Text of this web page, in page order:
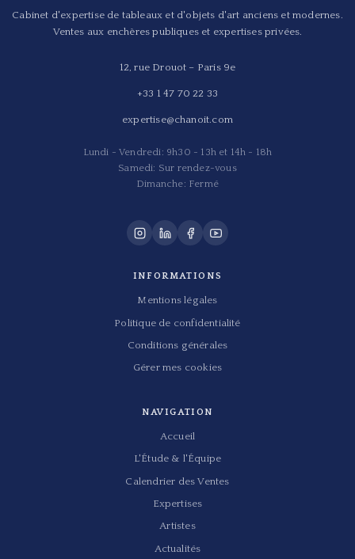
Cabinet d'expertise de tableaux et d'objets d'art anciens et modernes.
Ventes aux enchères publiques et expertises privées.
12, rue Drouot – Paris 9e
+33 1 47 70 22 33
expertise@chanoit.com
Lundi - Vendredi: 9h30 - 13h et 14h - 18h
Samedi: Sur rendez-vous
Dimanche: Fermé
INFORMATIONS
Mentions légales
Politique de confidentialité
Conditions générales
Gérer mes cookies
NAVIGATION
Accueil
L'Étude & l'Équipe
Calendrier des Ventes
Expertises
Artistes
Actualités